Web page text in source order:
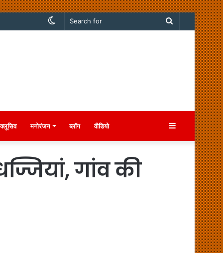
Search
Switch
मनोरंजन ब्लॉग वीडियो Sidebar
गांव की